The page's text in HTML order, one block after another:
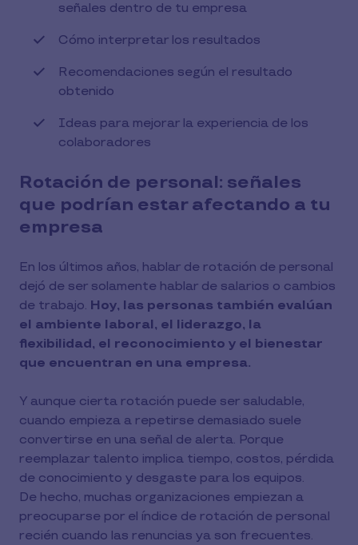
señales dentro de tu empresa
Cómo interpretar los resultados
Recomendaciones según el resultado
obtenido
Ideas para mejorar la experiencia de los
colaboradores
Rotación de personal: señales
que podrían estar afectando a tu
empresa
En los últimos años, hablar de rotación de personal
dejó de ser solamente hablar de salarios o cambios
de trabajo. Hoy, las personas también evalúan
el ambiente laboral, el liderazgo, la
flexibilidad, el reconocimiento y el bienestar
que encuentran en una empresa.
Y aunque cierta rotación puede ser saludable,
cuando empieza a repetirse demasiado suele
convertirse en una señal de alerta. Porque
reemplazar talento implica tiempo, costos, pérdida
de conocimiento y desgaste para los equipos.
De hecho, muchas organizaciones empiezan a
preocuparse por el índice de rotación de personal
recién cuando las renuncias ya son frecuentes.